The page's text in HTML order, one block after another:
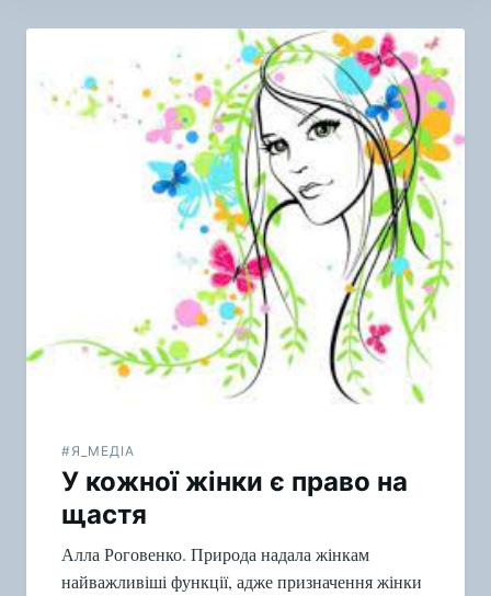
Навигация
по
записям
#Я_МЕДІА
У кожної жінки є право на
щастя
Алла Роговенко. Природа надала жінкам
найважливіші функції, адже призначення жінки